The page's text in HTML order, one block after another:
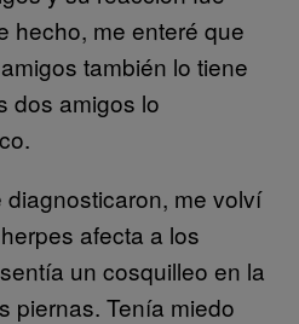
hecho, me enteré que
también lo tiene
dos amigos lo
me volví
afecta a los
un cosquilleo en la
piernas. Tenía miedo